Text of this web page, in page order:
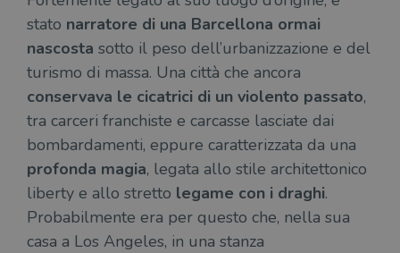
stato narratore di una Barcellona ormai
nascosta sotto il peso dell’urbanizzazione e del
turismo di massa. Una città che ancora
conservava le cicatrici di un violento passato,
tra carceri franchiste e carcasse lasciate dai
bombardamenti, eppure caratterizzata da una
profonda magia, legata allo stile architettonico
liberty e allo stretto legame con i draghi.
Probabilmente era per questo che, nella sua
casa a Los Angeles, in una stanza